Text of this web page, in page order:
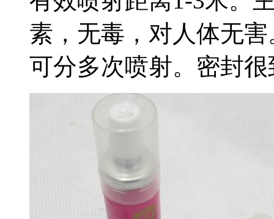
素，无毒，对人体无
可分多次喷射。密封